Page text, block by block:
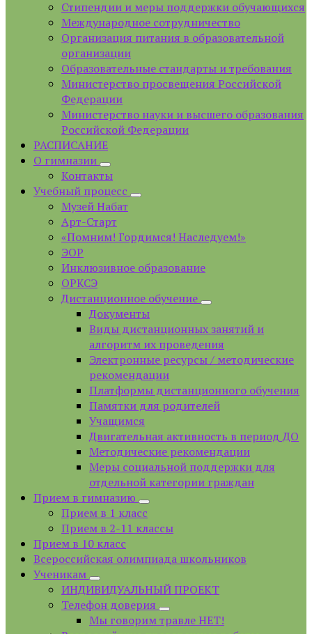
Стипендии и меры поддержки обучающихся
Международное сотрудничество
Организация питания в образовательной
организации
Образовательные стандарты и требования
Министерство просвещения Российской
Федерации
Министерство науки и высшего образования
Российской Федерации
РАСПИСАНИЕ
О гимназии
Контакты
Учебный процесс
Музей Набат
Арт-Старт
«Помним! Гордимся! Наследуем!»
ЭОР
Инклюзивное образование
ОРКСЭ
Дистанционное обучение
Документы
Виды дистанционных занятий и
алгоритм их проведения
Электронные ресурсы / методические
рекомендации
Платформы дистанционного обучения
Памятки для родителей
Учащимся
Двигательная активность в период ДО
Методические рекомендации
Меры социальной поддержки для
отдельной категории граждан
Прием в гимназию
Прием в 1 класс
Прием в 2-11 классы
Прием в 10 класс
Всероссийская олимпиада школьников
Ученикам
ИНДИВИДУАЛЬНЫЙ ПРОЕКТ
Телефон доверия
Мы говорим травле НЕТ!